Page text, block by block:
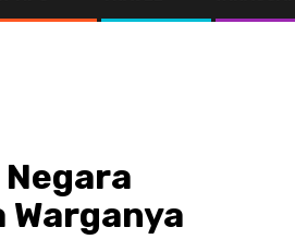
Warganya